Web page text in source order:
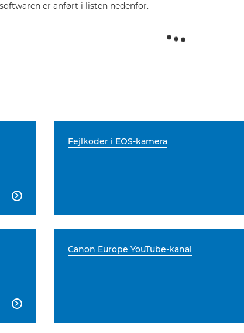
er anført i listen nedenfor.

Fejlkoder i EOS-kamera

Canon Europe YouTube-kanal